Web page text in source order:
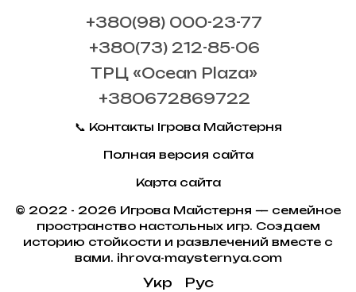
+380(98) 000-23-77
+380(73) 212-85-06
ТРЦ «Ocean Plaza»
+380672869722
📞 Контакты Ігрова Майстерня
Полная версия сайта
Карта сайта
© 2022 - 2026 Игрова Майстерня — семейное
пространство настольных игр. Создаем
историю стойкости и развлечений вместе с
вами. ihrova-maysternya.com
Укр Рус